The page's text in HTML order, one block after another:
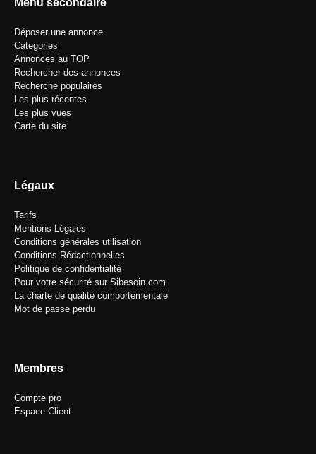
Menu secondaire
Déposer une annonce
Categories
Annonces au TOP
Rechercher des annonces
Recherche populaires
Les plus récentes
Les plus vues
Carte du site
Légaux
Tarifs
Mentions Légales
Conditions générales utilisation
Conditions Rédactionnelles
Politique de confidentialité
Pour votre sécurité sur Sibesoin.com
La charte de qualité comportementale
Mot de passe perdu
Membres
Compte pro
Espace Client